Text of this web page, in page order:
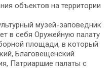
объектов на территории
музей-заповедник
в себя Оружейную палату
площади, в который
Благовещенский
Патриаршие палаты с